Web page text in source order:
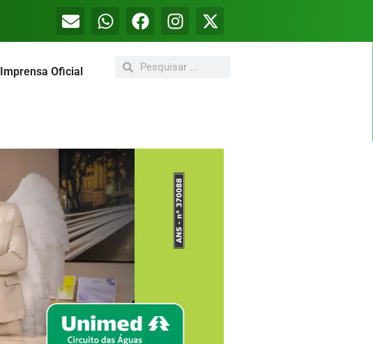
Imprensa Oficial